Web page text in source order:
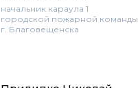
начальник караула 1
городской пожарной команды
г. Благовещенска